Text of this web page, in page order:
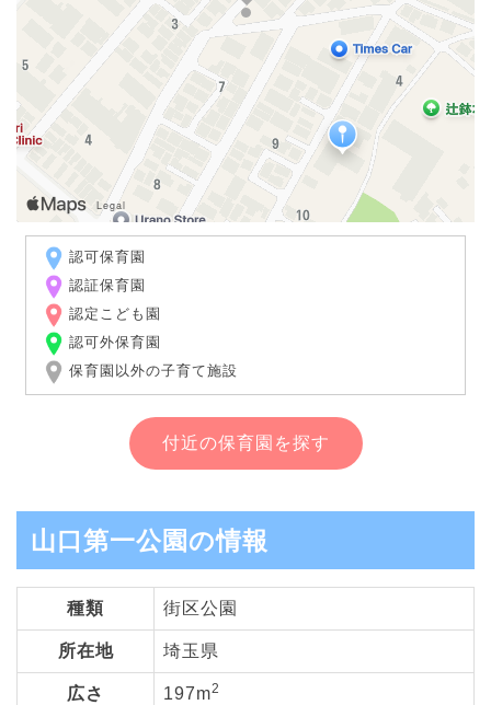
認可保育園
認証保育園
認定こども園
認可外保育園
保育園以外の子育て施設
付近の保育園を探す
山口第一公園の情報
種類 街区公園
所在地 埼玉県
広さ 197m2